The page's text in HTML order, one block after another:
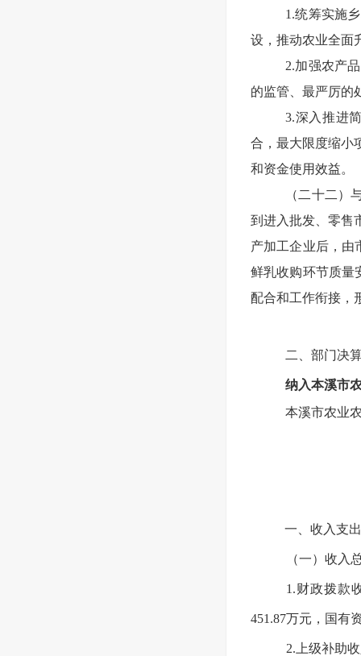
1.统筹实施
设，推动农业全面
2.加强农产
的监管、最严厉的
3.深入推进
合，最大限度缩小
和资金使用效益。
（二十二）
到进入批发、零售
产加工企业后，由
鲜乳收购环节质量
配合和工作衔接，
二、部门决
纳入本溪市
本溪市农业
一、收入支
（一）收入
1.财政拨款
451.87万元，国有
2.上级补助